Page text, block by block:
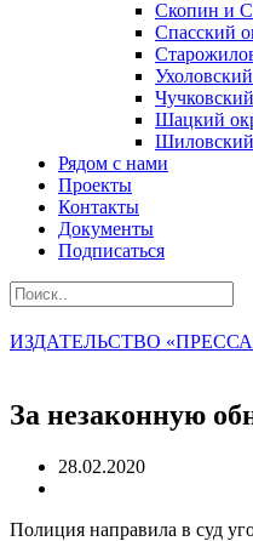
Скопин и
Спасский
Шацкий
Рядом с нами
Проекты
Контакты
Документы
Подписаться
ИЗДАТЕЛЬСТВО
За незаконную
28.02.2020
Полиция направила в суд